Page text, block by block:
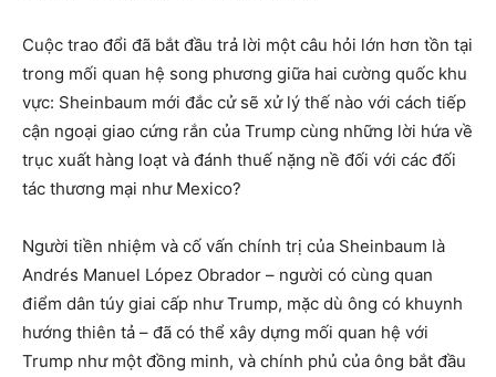
Cuộc trao đổi đã bắt đầu trả lời một câu hỏi lớn hơn tồn tại
trong mối quan hệ song phương giữa hai cường quốc khu
vực: Sheinbaum mới đắc cử sẽ xử lý thế nào với cách tiếp
cận ngoại giao cứng rắn của Trump cùng những lời hứa về
trục xuất hàng loạt và đánh thuế nặng nề đối với các đối
tác thương mại như Mexico?
Người tiền nhiệm và cố vấn chính trị của Sheinbaum là
Andrés Manuel López Obrador – người có cùng quan
điểm dân túy giai cấp như Trump, mặc dù ông có khuynh
hướng thiên tả – đã có thể xây dựng mối quan hệ với
Trump như một đồng minh, và chính phủ của ông bắt đầu